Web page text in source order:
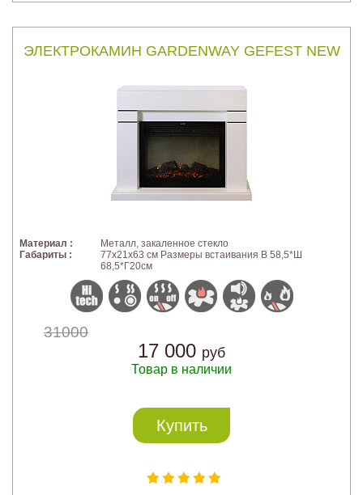
ЭЛЕКТРОКАМИН GARDENWAY GEFEST NEW
Материал :
Металл, закаленное стекло
Габариты :
77x21x63 см Размеры встаивания В 58,5*Ш
68,5*Г20см
31000
17 000 руб
Товар в наличии
Купить